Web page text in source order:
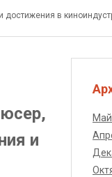
достижения в
и